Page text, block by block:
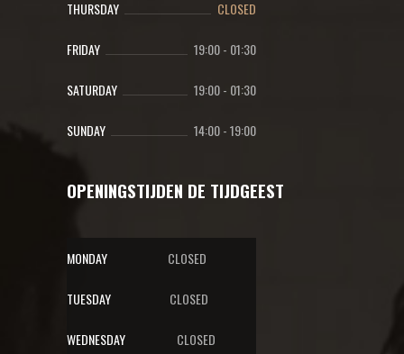
THURSDAY CLOSED
FRIDAY 19:00- 01:30
SATURDAY 19:00- 01:30
SUNDAY 14:00-19:00
OPENINGSTIJDEN DE TIJDGEEST
MONDAY CLOSED
TUESDAY CLOSED
WEDNESDAY CLOSED